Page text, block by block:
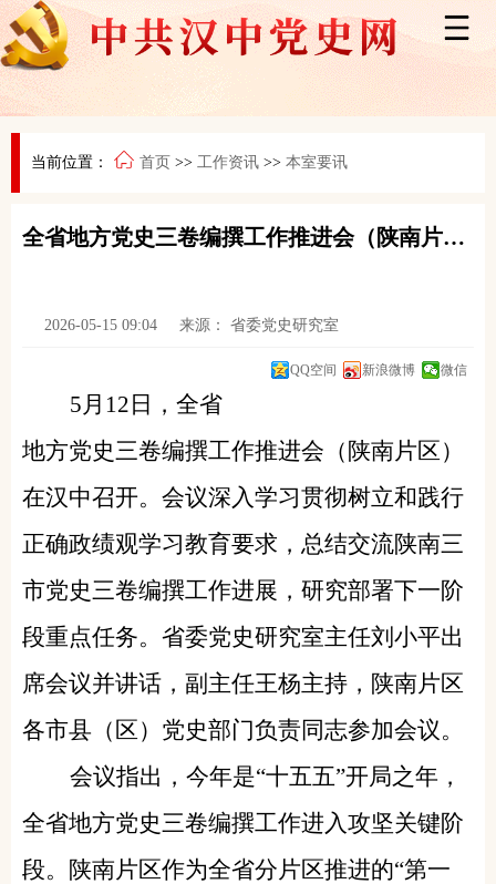
当前位置： 首页 >> 工作资讯 >> 本室要讯
全省地方党史三卷编撰工作推进会（陕南片区）在汉中召开
2026-05-15 09:04 来源： 省委党史研究室
QQ空间 新浪微博 微信
5月12日，全省
地方党史三卷编撰工作推进会（陕南片区）
在汉中召开。会议深入学习贯彻树立和践行
正确政绩观学习教育要求，总结交流陕南三
市党史三卷编撰工作进展，研究部署下一阶
段重点任务。省委党史研究室主任刘小平出
席会议并讲话，副主任王杨主持，陕南片区
各市县（区）党史部门负责同志参加会议。
会议指出，今年是“十五五”开局之年，
全省地方党史三卷编撰工作进入攻坚关键阶
段。陕南片区作为全省分片区推进的“第一